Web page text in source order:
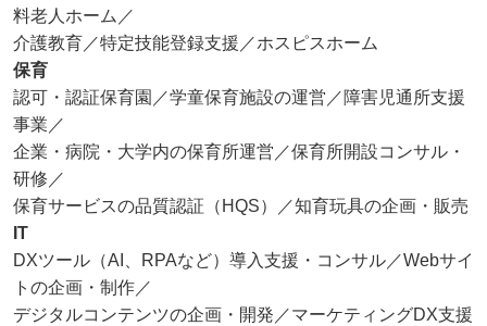
料老人ホーム／
介護教育／特定技能登録支援／ホスピスホーム
保育
認可・認証保育園／学童保育施設の運営／障害児通所支援
事業／
企業・病院・大学内の保育所運営／保育所開設コンサル・
研修／
保育サービスの品質認証（HQS）／知育玩具の企画・販売
IT
DXツール（AI、RPAなど）導入支援・コンサル／Webサイ
トの企画・制作／
デジタルコンテンツの企画・開発／マーケティングDX支援